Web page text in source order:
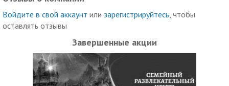
Войдите в свой аккаунт или зарегистрируйтесь , чтобы
оставлять отзывы
Завершенные акции